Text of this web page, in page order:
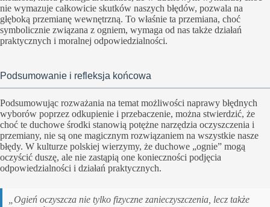
nie wymazuje całkowicie skutków naszych błędów, pozwala na
głęboką przemianę wewnętrzną. To właśnie ta przemiana, choć
symbolicznie związana z ogniem, wymaga od nas także działań
praktycznych i moralnej odpowiedzialności.
Podsumowanie i refleksja końcowa
Podsumowując rozważania na temat możliwości naprawy błędnych
wyborów poprzez odkupienie i przebaczenie, można stwierdzić, że
choć te duchowe środki stanowią potężne narzędzia oczyszczenia i
przemiany, nie są one magicznym rozwiązaniem na wszystkie nasze
błędy. W kulturze polskiej wierzymy, że duchowe „ognie” mogą
oczyścić duszę, ale nie zastąpią one konieczności podjęcia
odpowiedzialności i działań praktycznych.
„Ogień oczyszcza nie tylko fizyczne zanieczyszczenia, lecz także